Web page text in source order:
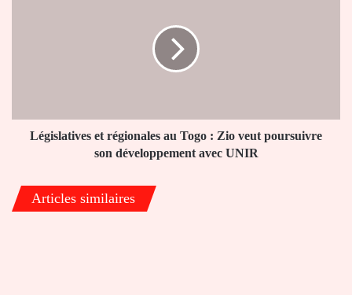
poursuivre
UNIR
Législatives et régionales au Togo : Zio veut poursuivre
son développement avec UNIR
Articles similaires